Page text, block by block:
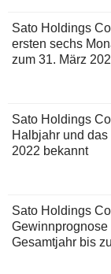
Sato Holdings
ersten sechs
zum 31. März
Sato Holdings
Halbjahr und
2022 bekannt
Sato Holdings
Gewinnprognose
Gesamtjahr bis